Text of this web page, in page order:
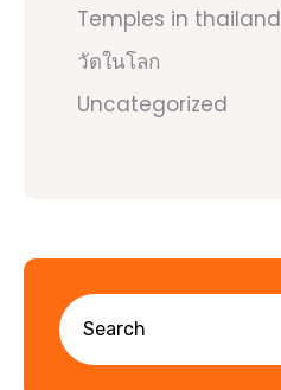
Temples in thailand
วัดในโลก
Uncategorized